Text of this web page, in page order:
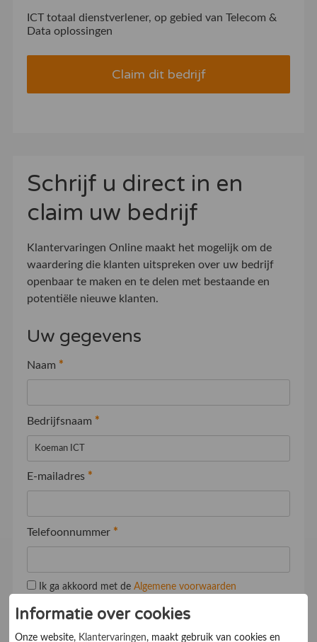
ICT totaal dienstverlener, op gebied van Telecom &
Data oplossingen
Claim dit bedrijf
Schrijf u direct in en
claim uw bedrijf
Klantervaringen Online maakt het mogelijk om de
waardering die klanten uitspreken over uw bedrijf
openbaar te maken en te delen met bestaande en
potentiële nieuwe klanten.
Uw gegevens
Naam *
Bedrijfsnaam *
E-mailadres *
Telefoonnummer *
Ik ga akkoord met de Algemene voorwaarden
Informatie over cookies
Onze website, Klantervaringen, maakt gebruik van cookies en